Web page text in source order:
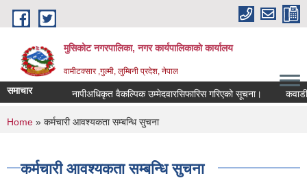
Skip to main content
मुसिकोट नगरपालिका, नगर कार्यपालिकाकाे कार्यालय
वामीटक्सार ,गुल्मी, लुम्बिनी प्रदेश, नेपाल
समाचार नापीअधिकृत वैकल्पिक उम्मेदवारसिफारिस गरिएको सूचना। कवाडी
You are here
Home » कर्मचारी आवश्यकता सम्बन्धि सुचना
कर्मचारी आवश्यकता सम्बन्धि सुचना